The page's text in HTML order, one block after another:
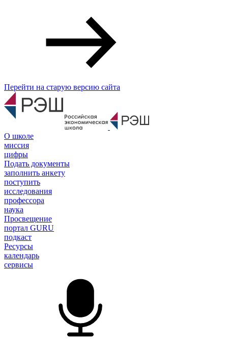
Перейти на старую версию сайта
О школе
миссия
цифры
Подать документы
заполнить анкету
поступить
исследования
профессора
наука
Просвещение
портал GURU
подкаст
Ресурсы
календарь
сервисы